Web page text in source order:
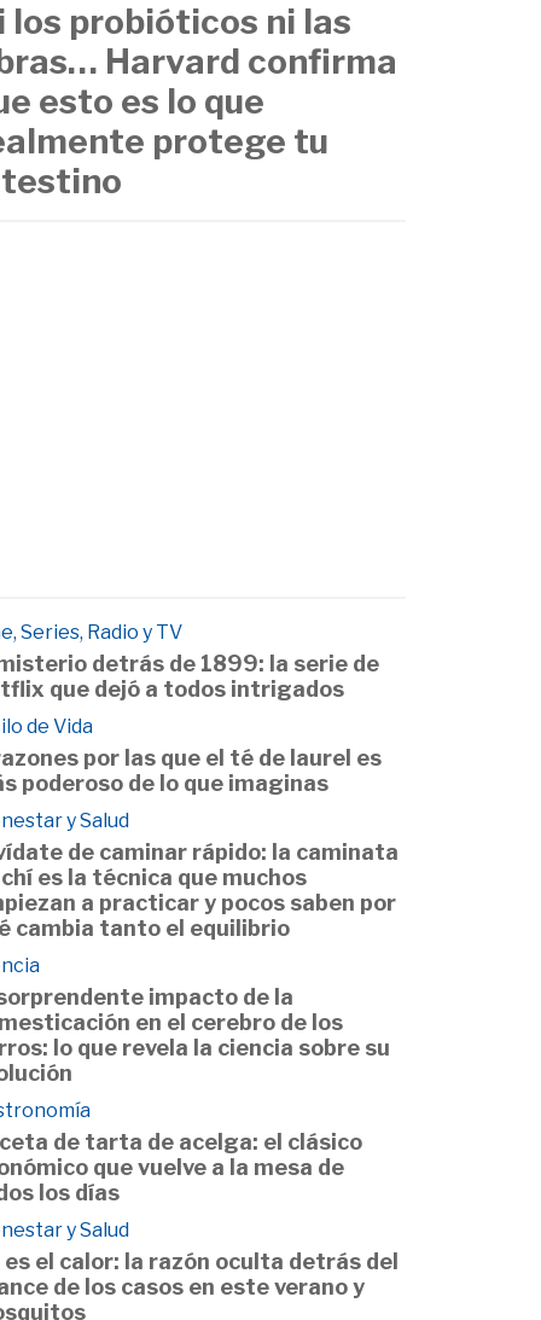
los probióticos ni las
Harvard confirma
esto es lo que
protege tu
Series, Radio y TV
detrás de 1899: la serie de
que dejó a todos intrigados
de Vida
por las que el té de laurel es
poderoso de lo que imaginas
y Salud
de caminar rápido: la caminata
es la técnica que muchos
a practicar y pocos saben por
cambia tanto el equilibrio
impacto de la
en el cerebro de los
lo que revela la ciencia sobre su
de tarta de acelga: el clásico
que vuelve a la mesa de
los días
y Salud
es el calor: la razón oculta detrás del
de los casos en este verano y